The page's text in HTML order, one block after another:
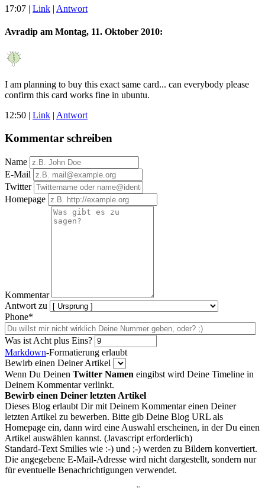
17:07 | Link | Antwort
Avradip am Montag, 11. Oktober 2010:
I am planning to buy this exact same card... can everybody please
confirm this card works fine in ubuntu.
12:50 | Link | Antwort
Kommentar schreiben
Name
E-Mail
Twitter
Homepage
Kommentar
Antwort zu
Phone*
Was ist Acht plus Eins?
Markdown-Formatierung erlaubt
Bewirb einen Deiner Artikel
Wenn Du Deinen Twitter Namen eingibst wird Deine Timeline in
Deinem Kommentar verlinkt.
Bewirb einen Deiner letzten Artikel
Dieses Blog erlaubt Dir mit Deinem Kommentar einen Deiner
letzten Artikel zu bewerben. Bitte gib Deine Blog URL als
Homepage ein, dann wird eine Auswahl erscheinen, in der Du einen
Artikel auswählen kannst. (Javascript erforderlich)
Standard-Text Smilies wie :-) und ;-) werden zu Bildern konvertiert.
Die angegebene E-Mail-Adresse wird nicht dargestellt, sondern nur
für eventuelle Benachrichtigungen verwendet.